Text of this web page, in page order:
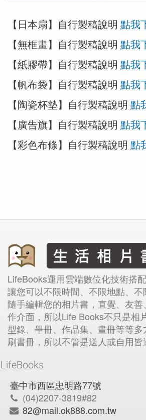
【日本扇】自行製稿說明 點我
【無框畫】自行製稿說明 點我
【紙膠帶】自行製稿說明 點我
【帆布袋】自行製稿說明 點我
【陶瓷杯墊】自行製稿說明 點
【廣告旗】自行製稿說明 點我
【彩色布條】自行製稿說明 點
LifeBooks運用雲端數位化技術搭
讓您可以不限時間、不限地點、
隨手編輯您的相片書，直覺、友
作介面，所以Life Books不只是相
型錄、畢冊、作品集、畫冊等等
刷書冊，所以不管是送人或自用皆
LifeBooks
臺中市西區忠明路77號
(04)2207-3819#82
82@mail.ok888.com.tw